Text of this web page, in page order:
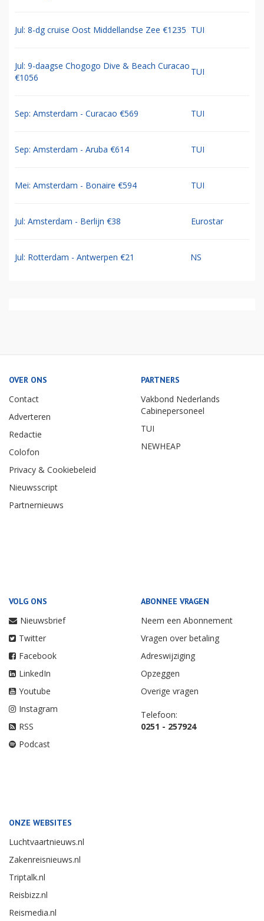
Jul: 8-dg cruise Oost Middellandse Zee €1235 TUI
Jul: 9-daagse Chogogo Dive & Beach Curacao
€1056
TUI
Sep: Amsterdam - Curacao €569 TUI
Sep: Amsterdam - Aruba €614 TUI
Mei: Amsterdam - Bonaire €594 TUI
Jul: Amsterdam - Berlijn €38 Eurostar
Jul: Rotterdam - Antwerpen €21 NS
OVER ONS
Contact
Adverteren
Redactie
Colofon
Privacy & Cookiebeleid
Nieuwsscript
Partnernieuws
PARTNERS
Vakbond Nederlands
Cabinepersoneel
TUI
NEWHEAP
VOLG ONS
Nieuwsbrief
Twitter
Facebook
LinkedIn
Youtube
Instagram
RSS
Podcast
ABONNEE VRAGEN
Neem een Abonnement
Vragen over betaling
Adreswijziging
Opzeggen
Overige vragen
Telefoon:
0251 - 257924
ONZE WEBSITES
Luchtvaartnieuws.nl
Zakenreisnieuws.nl
Triptalk.nl
Reisbizz.nl
Reismedia.nl